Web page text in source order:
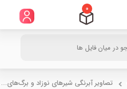
0
تصاویر آبرنگی شیرهای نوزاد و برگ‌های...